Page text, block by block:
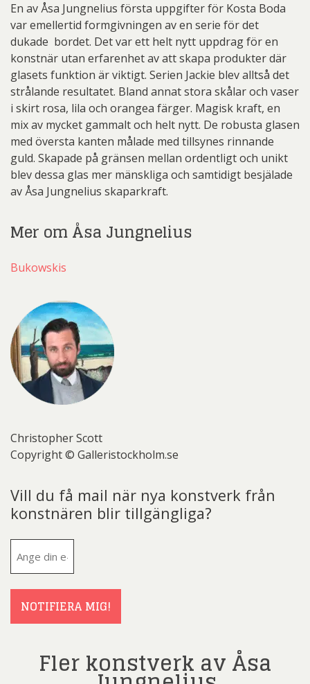
En av Åsa Jungnelius första uppgifter för Kosta Boda
var emellertid formgivningen av en serie för det
dukade bordet. Det var ett helt nytt uppdrag för en
konstnär utan erfarenhet av att skapa produkter där
glasets funktion är viktigt. Serien Jackie blev alltså det
strålande resultatet. Bland annat stora skålar och vaser
i skirt rosa, lila och orangea färger. Magisk kraft, en
mix av mycket gammalt och helt nytt. De robusta glasen
med översta kanten målade med tillsynes rinnande
guld. Skapade på gränsen mellan ordentligt och unikt
blev dessa glas mer mänskliga och samtidigt besjälade
av Åsa Jungnelius skaparkraft.
Mer om Åsa Jungnelius
Bukowskis
Christopher Scott
Copyright © Galleristockholm.se
Vill du få mail när nya konstverk från
konstnären blir tillgängliga?
NOTIFIERA MIG!
Fler konstverk av Åsa